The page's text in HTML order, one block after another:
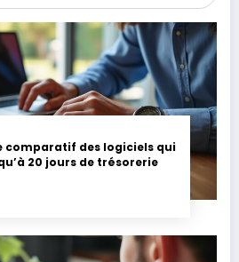
comparatif des logiciels qui
20 jours de trésorerie